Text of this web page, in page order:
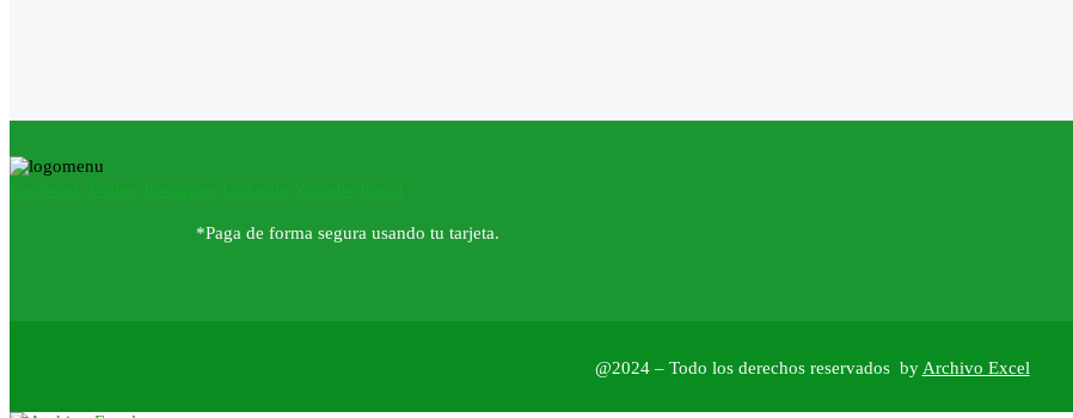
*Paga de forma segura usando tu tarjeta.
@2024 – Todo los derechos reservados by Archivo Excel